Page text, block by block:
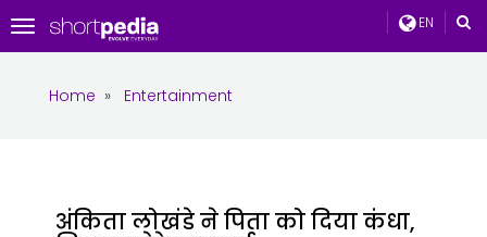
EN
Toggle
navigation
Home » Entertainment
अंकिता लोखंडे ने पिता को दिया कंधा,